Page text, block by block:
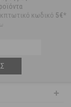
κωδικό 5€*